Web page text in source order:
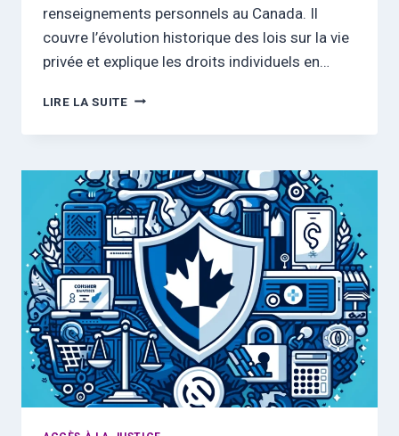
renseignements personnels au Canada. Il
couvre l’évolution historique des lois sur la vie
privée et explique les droits individuels en…
LIRE LA SUITECOMPRENDRE
DROIT
LA
PROTECTION
DE
LA
VIE
PRIVÉE
AU
CANADA